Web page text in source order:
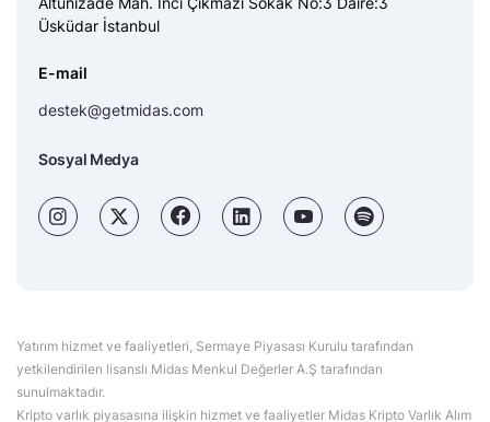
Üsküdar İstanbul
E-mail
destek@getmidas.com
Sosyal Medya
Yatırım hizmet ve faaliyetleri, Sermaye Piyasası Kurulu tarafından
yetkilendirilen lisanslı Midas Menkul Değerler A.Ş tarafından
sunulmaktadır.
Kripto varlık piyasasına ilişkin hizmet ve faaliyetler Midas Kripto Varlık Alım